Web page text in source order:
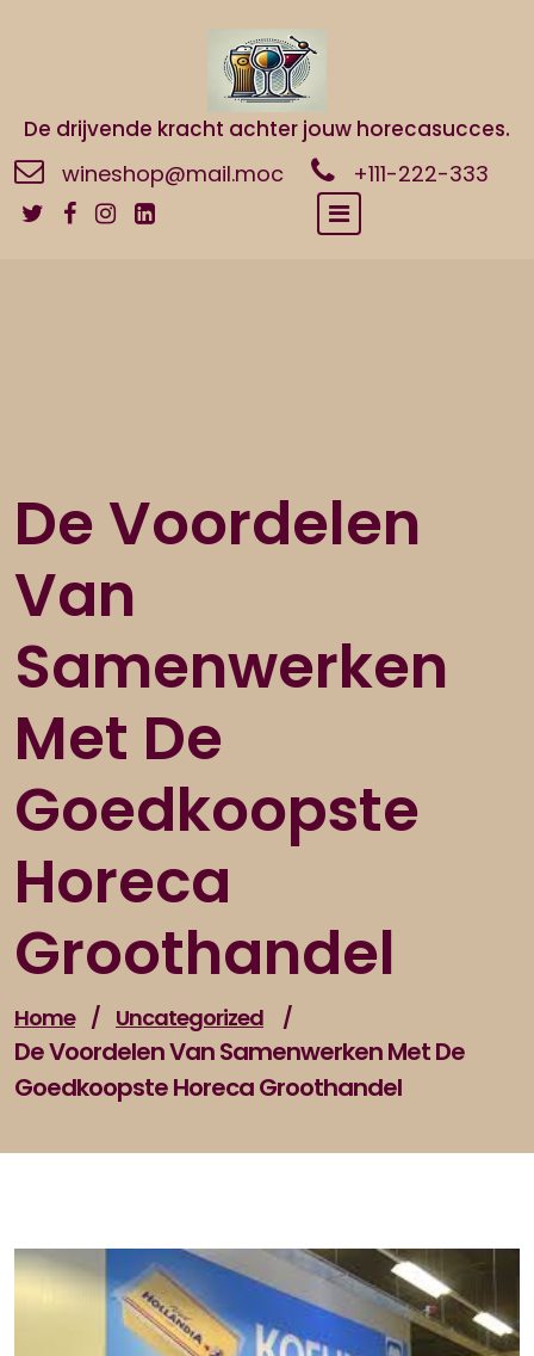
De drijvende kracht achter jouw horecasucces.
wineshop@mail.moc +111-222-333
De Voordelen
Van
Samenwerken
Met De
Goedkoopste
Horeca
Groothandel
Home / Uncategorized /
De Voordelen Van Samenwerken Met De
Goedkoopste Horeca Groothandel